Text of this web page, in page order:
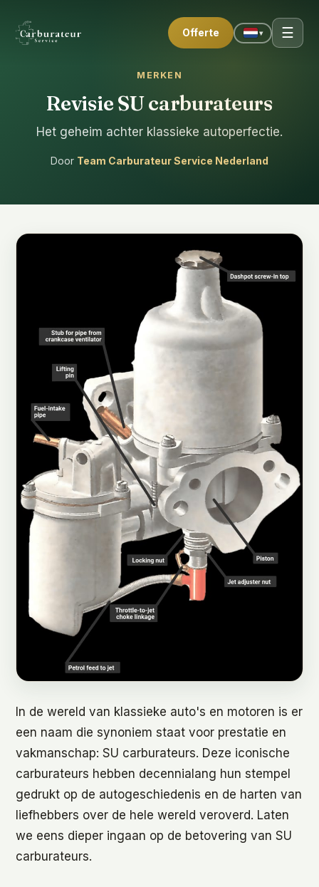
Offerte ▾ ☰
MERKEN
Revisie SU carburateurs
Het geheim achter klassieke autoperfectie.
Door Team Carburateur Service Nederland
In de wereld van klassieke auto's en motoren is er
een naam die synoniem staat voor prestatie en
vakmanschap: SU carburateurs. Deze iconische
carburateurs hebben decennialang hun stempel
gedrukt op de autogeschiedenis en de harten van
liefhebbers over de hele wereld veroverd. Laten
we eens dieper ingaan op de betovering van SU
carburateurs.